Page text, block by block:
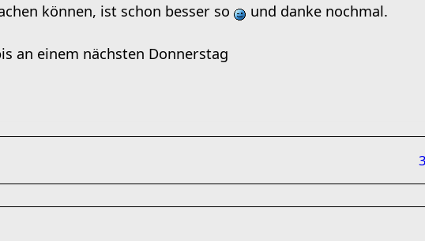
können, ist schon besser so
und danke nochmal.
an einem nächsten Donnerstag